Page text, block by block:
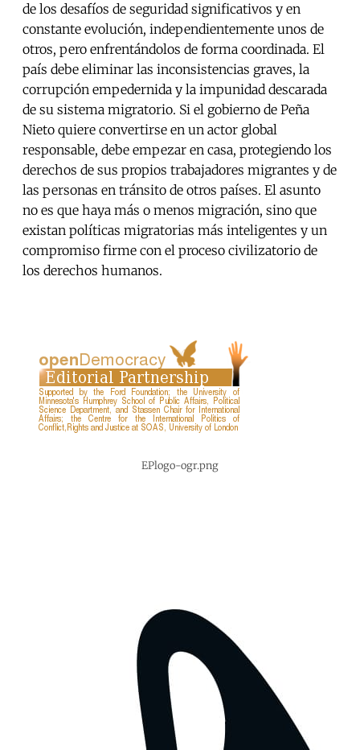
de los desafíos de seguridad significativos y en
constante evolución, independientemente unos de
otros, pero enfrentándolos de forma coordinada. El
país debe eliminar las inconsistencias graves, la
corrupción empedernida y la impunidad descarada
de su sistema migratorio. Si el gobierno de Peña
Nieto quiere convertirse en un actor global
responsable, debe empezar en casa, protegiendo los
derechos de sus propios trabajadores migrantes y de
las personas en tránsito de otros países. El asunto
no es que haya más o menos migración, sino que
existan políticas migratorias más inteligentes y un
compromiso firme con el proceso civilizatorio de
los derechos humanos.
EPlogo-ogr.png